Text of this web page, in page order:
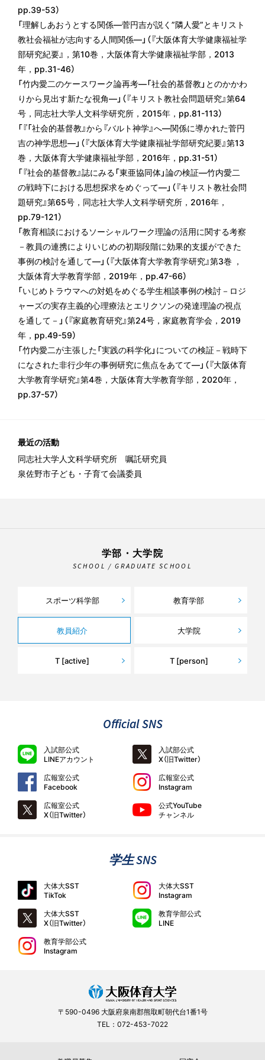
pp.39-53）
「理解しあおうとする関係—菅円吉が説く”隣人愛”とキリスト
教社会福祉が志向する人間関係—」（『大阪体育大学健康福祉学
部研究紀要』，第10巻，大阪体育大学健康福祉学部，2013
年，pp.31-46）
「竹内愛二のケースワーク論再考―「社会的基督教」とのかかわ
りから見出す新たな視角―」（『キリスト教社会問題研究』第64
号，同志社大学人文科学研究所，2015年，pp.81-113）
「『「社会的基督教』から『バルト神学』へ―関係に導かれた菅円
吉の神学思想―」（『大阪体育大学健康福祉学部研究紀要』第13
巻，大阪体育大学健康福祉学部，2016年，pp.31-51）
「『社会的基督教』誌にみる「東亜協同体」論の検証―竹内愛二
の戦時下における思想探求をめぐって―」（『キリスト教社会問
題研究』第65号，同志社大学人文科学研究所，2016年，
pp.79-121）
「教育相談におけるソーシャルワーク理論の活用に関する考察
－教員の連携によりいじめの初期段階に効果的支援ができた
事例の検討を通して―」（『大阪体育大学教育学研究』第3巻 ，
大阪体育大学教育学部，2019年，pp.47-66）
「いじめトラウマへの対処をめぐる学生相談事例の検討－ロジ
ャーズの実存主義的心理療法とエリクソンの発達理論の視点
を通して－」（『家庭教育研究』第24号，家庭教育学会，2019
年，pp.49-59）
「竹内愛二が主張した「実践の科学化」についての検証－戦時下
になされた非行少年の事例研究に焦点をあてて―」（『大阪体育
大学教育学研究』第4巻，大阪体育大学教育学部，2020年，
pp.37-57）
最近の活動
同志社大学人文科学研究所 嘱託研究員
泉佐野市子ども・子育て会議委員
学部・大学院
SCHOOL / GRADUATE SCHOOL
スポーツ科学部 教育学部
教員紹介 大学院
T [active] T [person]
Official SNS
入試部公式
LINEアカウント
入試部公式
X（旧Twitter）
広報室公式
Facebook
広報室公式
Instagram
広報室公式
X（旧Twitter）
公式YouTube
チャンネル
学生 SNS
大体大SST
TikTok
大体大SST
Instagram
大体大SST
X（旧Twitter）
教育学部公式
LINE
教育学部公式
Instagram
〒590-0496 大阪府泉南郡熊取町朝代台1番1号
TEL：072-453-7022